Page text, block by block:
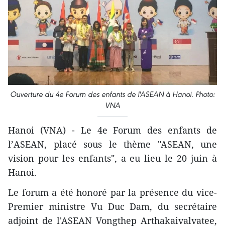
Ouverture du 4e Forum des enfants de l'ASEAN à Hanoi. Photo:
VNA
Hanoi (VNA) - Le 4e Forum des enfants de
l’ASEAN, placé sous le thème "ASEAN, une
vision pour les enfants", ​a eu lieu le 20 juin à
Hanoi.
Le forum a été honoré ​par la présence du vice-
Premier ministre Vu Duc Dam, du secrétaire
adjoint de l'ASEAN Vongthep Arthakaivalvatee,